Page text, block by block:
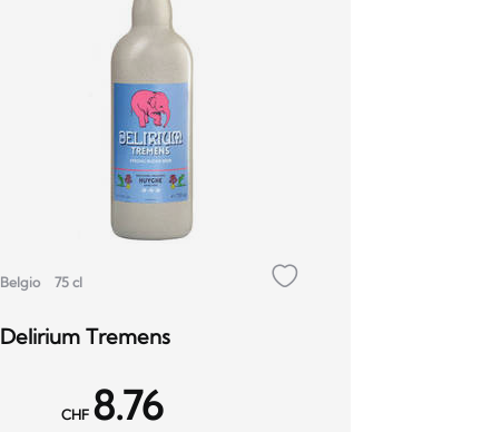
Belgio 75 cl
Delirium Tremens
CHF 8.76